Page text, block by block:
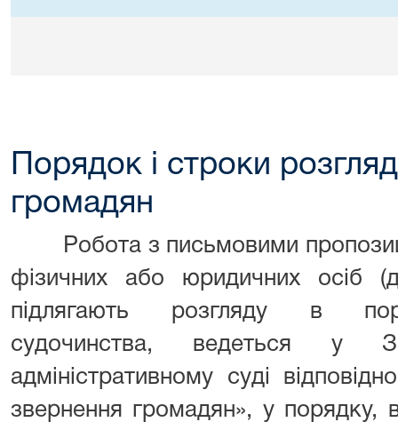
Порядок і строки
громадян
Робота з письмовими
фізичних або юридичних осіб
підлягають розгляду в
судочинства, ведеться у
адміністративному суді
звернення громадян», у порядку,